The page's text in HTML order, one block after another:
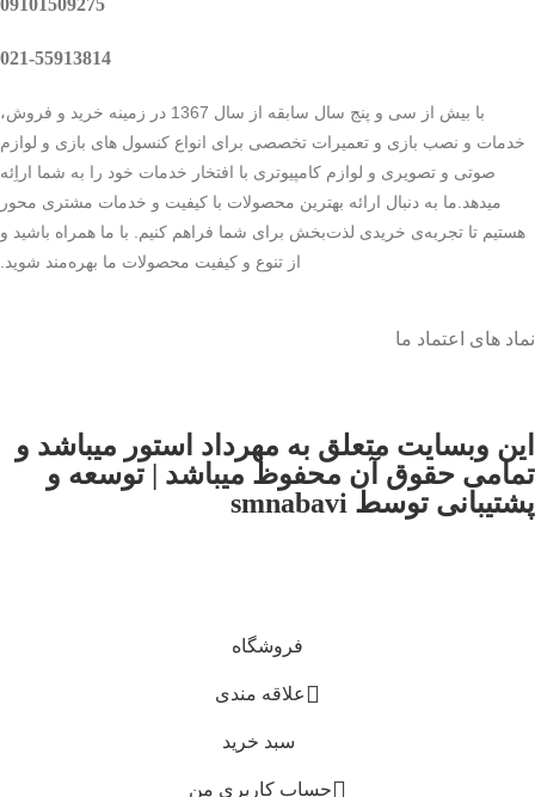
021-55913814
با بیش از سی و پنج سال سابقه از سال 1367 در زمینه خرید و فروش،
خدمات و نصب بازی و تعمیرات تخصصی برای انواع کنسول های بازی و لوازم
صوتی و تصویری و لوازم کامپیوتری با افتخار خدمات خود را به شما اراِئه
میدهد.ما به دنبال ارائه بهترین محصولات با کیفیت و خدمات مشتری محور
هستیم تا تجربه‌ی خریدی لذت‌بخش برای شما فراهم کنیم. با ما همراه باشید و
از تنوع و کیفیت محصولات ما بهره‌مند شوید.
نماد های اعتماد ما
اين وبسايت متعلق به مهرداد استور ميباشد و
تمامی حقوق آن محفوظ ميباشد | توسعه و
پشتیبانی توسط smnabavi
فروشگاه
علاقه مندی
سبد خرید
حساب کاربری من